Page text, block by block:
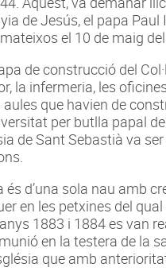
de Jesús, el papa
el 10 de maig
de construcció del
la infermeria, les
aules que havien de
per butlla papal
de Sant Sebastià va
és d’una sola nau amb
en les petxines del
1883 i 1884 es van
en la testera de la
que amb